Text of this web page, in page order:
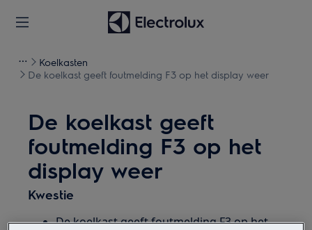
Koelkasten
De koelkast geeft foutmelding F3 op het display weer
De koelkast geeft
foutmelding F3 op het
display weer
Kwestie
De koelkast geeft foutmelding F3 op het